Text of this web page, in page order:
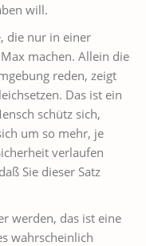
will.
die nur in einer
machen. Allein die
reden, zeigt
Das ist ein
schütz sich,
um so mehr, je
verlaufen
Sie dieser Satz
werden, das ist eine
wahrscheinlich